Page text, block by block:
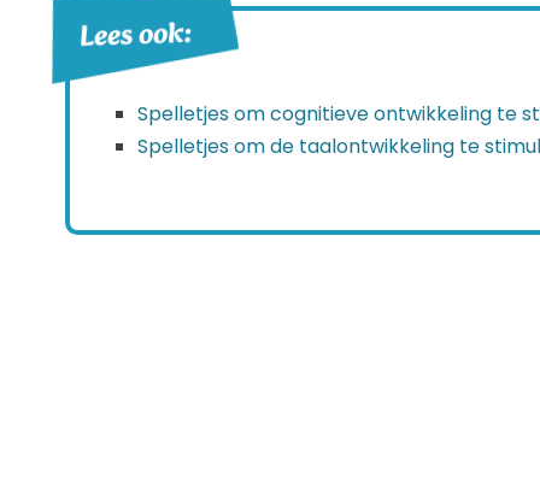
Lees ook:
Spelletjes om cognitieve ontwikkeling te
Spelletjes om de taalontwikkeling te